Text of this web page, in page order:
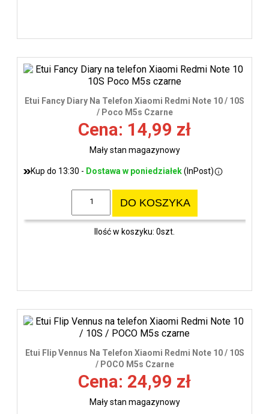
Etui Fancy Diary Na Telefon Xiaomi Redmi Note 10 / 10S
/ Poco M5s Czarne
Cena: 14,99 zł
Mały stan magazynowy
Kup do 13:30 - Dostawa w poniedziałek(InPost)
DO KOSZYKA
Ilość w koszyku: 0szt.
Etui Flip Vennus Na Telefon Xiaomi Redmi Note 10 / 10S
/ POCO M5s Czarne
Cena: 24,99 zł
Mały stan magazynowy